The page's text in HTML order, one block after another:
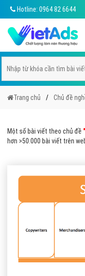
Hotline: 0964 82 6644
Trang chủ Chủ đề
Một số bài viết theo chủ đề
hơn >50.000 bài viết trên